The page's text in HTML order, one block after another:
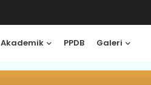
Akademik PPDB Galeri